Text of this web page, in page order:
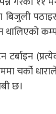
बिजुली
थालिएको
चर्को
छ।